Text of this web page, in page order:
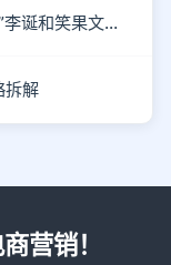
2亿年轻人追捧的脱口秀，为何难“复制”李诞和笑果文化？
拆解
营销！